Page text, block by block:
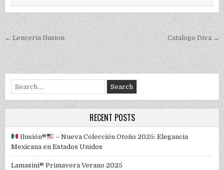
Post navigation
← Lenceria Ilusion Catalogo Diva →
Search for:
RECENT POSTS
Ilusión®️
– Nueva Colección Otoño 2025: Elegancia
Mexicana en Estados Unidos
Lamasini® Primavera Verano 2025